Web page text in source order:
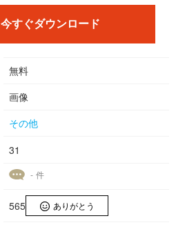
今すぐダウンロード
無料
画像
その他
31
- 件
565 ありがとう